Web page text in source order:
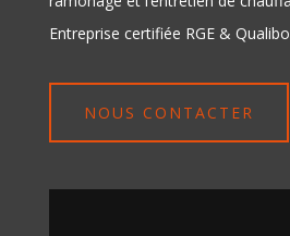
Entreprise certifiée RGE &
NOUS CONTACTER